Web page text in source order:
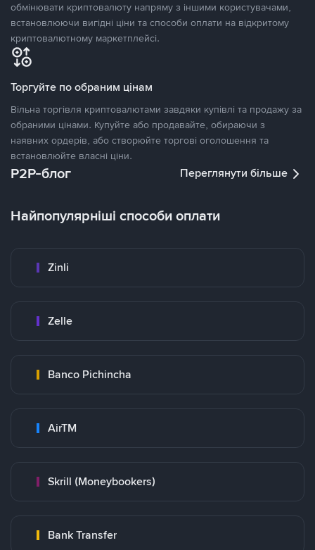
обмінювати криптовалюту напряму з іншими користувачами,
встановлюючи вигідні ціни та способи оплати на відкритому
криптовалютному маркетплейсі.
Торгуйте по обраним цінам
Вільна торгівля криптовалютами завдяки купівлі та продажу за
обраними цінами. Купуйте або продавайте, обираючи з
наявних ордерів, або створюйте торгові оголошення та
встановлюйте власні ціни.
P2P-блог Переглянути більше
Найпопулярніші способи оплати
Zinli
Zelle
Banco Pichincha
AirTM
Skrill (Moneybookers)
Bank Transfer